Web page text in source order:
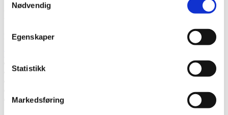
Nødvendig
Egenskaper
Statistikk
Markedsføring
Ring oss hvis du har spørsmål.
Be om et tilbud
Ring oss